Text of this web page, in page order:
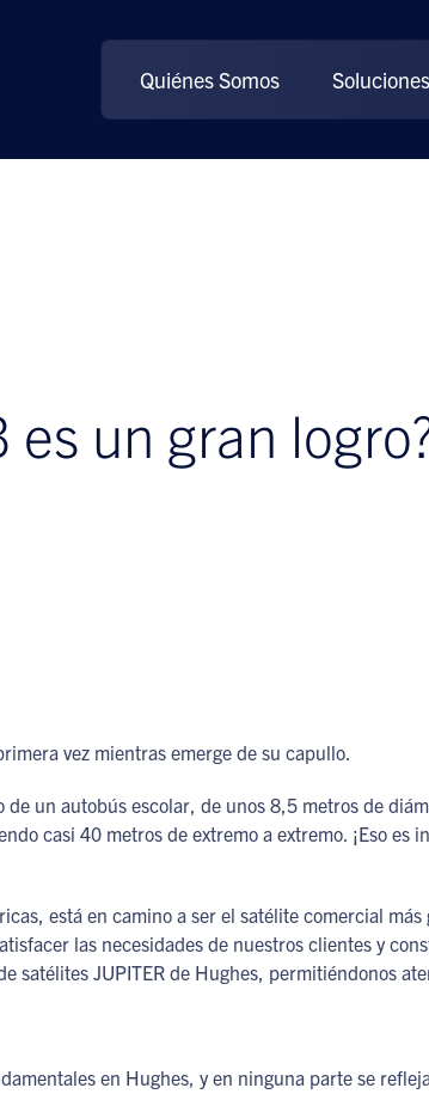
Quiénes Somos Soluciones
es un gran
vez mientras emerge de su capullo.
un autobús escolar, de unos 8,5 metros de
casi 40 metros de extremo a extremo. ¡Eso
está en camino a ser el satélite comercial
las necesidades de nuestros clientes y
satélites JUPITER de Hughes, permitiéndonos
en Hughes, y en ninguna parte se